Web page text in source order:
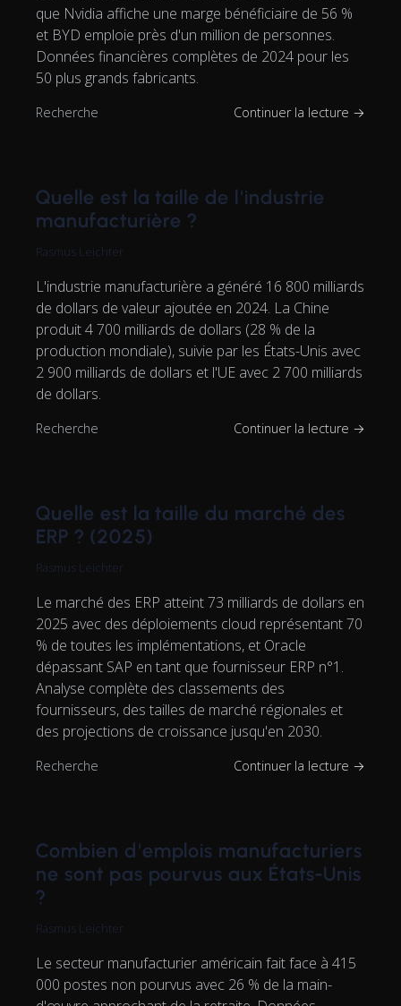
que Nvidia affiche une marge bénéficiaire de 56 %
et BYD emploie près d'un million de personnes.
Données financières complètes de 2024 pour les
50 plus grands fabricants.
Recherche Continuer la lecture →
Quelle est la taille de l'industrie
manufacturière ?
Rasmus Leichter
L'industrie manufacturière a généré 16 800 milliards
de dollars de valeur ajoutée en 2024. La Chine
produit 4 700 milliards de dollars (28 % de la
production mondiale), suivie par les États-Unis avec
2 900 milliards de dollars et l'UE avec 2 700 milliards
de dollars.
Recherche Continuer la lecture →
Quelle est la taille du marché des
ERP ? (2025)
Rasmus Leichter
Le marché des ERP atteint 73 milliards de dollars en
2025 avec des déploiements cloud représentant 70
% de toutes les implémentations, et Oracle
dépassant SAP en tant que fournisseur ERP n°1.
Analyse complète des classements des
fournisseurs, des tailles de marché régionales et
des projections de croissance jusqu'en 2030.
Recherche Continuer la lecture →
Combien d'emplois manufacturiers
ne sont pas pourvus aux États-Unis
?
Rasmus Leichter
Le secteur manufacturier américain fait face à 415
000 postes non pourvus avec 26 % de la main-